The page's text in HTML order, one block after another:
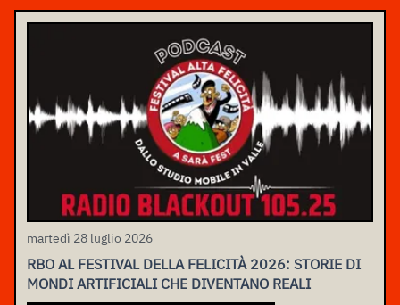
martedì 28 luglio 2026
RBO AL FESTIVAL DELLA FELICITÀ 2026: STORIE DI
MONDI ARTIFICIALI CHE DIVENTANO REALI